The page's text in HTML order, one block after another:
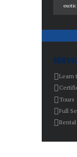
exotic
Learn
Tours
Full
Rental